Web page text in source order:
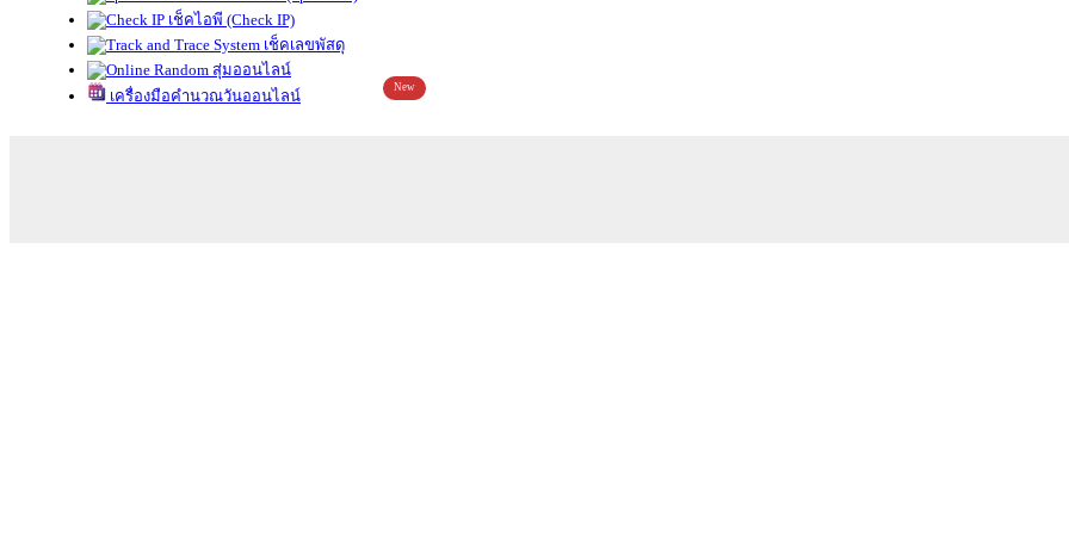
เช็คไอพี (Check IP)
เช็คเลขพัสดุ
สุ่มออนไลน์
เครื่องมือคำนวณวันออนไลน์
New